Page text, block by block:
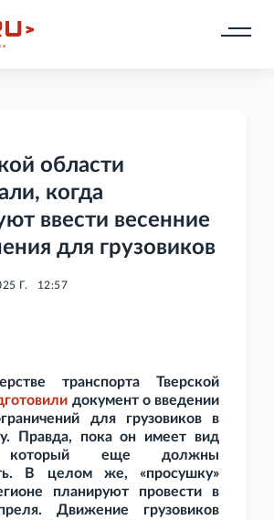
области
когда
ввести весенние
для грузовиков
Г. 12:57
транспорта Тверской
документ о введении
для грузовиков в
Правда, пока он имеет вид
который еще должны
В целом же, «просушку»
планируют провести в
Движение грузовиков